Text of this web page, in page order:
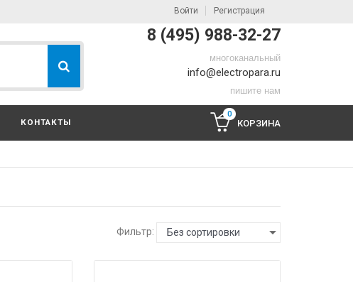
Войти Регистрация
8 (495) 988-32-27
многоканальный
info@electropara.ru
пишите нам
КОНТАКТЫ
0
КОРЗИНА
Фильтр: Без сортировки